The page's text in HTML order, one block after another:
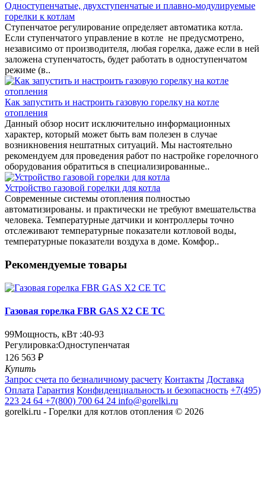
Одноступенчатые, двухступенчатые и плавно-модулируемые
горелки к котлам
Ступенчатое регулирование определяет автоматика котла.
Если ступенчатого управление в котле не предусмотрено,
независимо от производителя, любая горелка, даже если в ней
заложена ступенчатость, будет работать в одноступенчатом
режиме (в..
Как запустить и настроить газовую горелку на котле
отопления
Данный обзор носит исключительно информационных
характер, который может быть вам полезен в случае
возникновения нештатных ситуаций. Мы настоятельно
рекомендуем для проведения работ по настройке горелочного
оборудования обратиться в специализированные..
Устройство газовой горелки для котла
Современные системы отопления полностью
автоматизированы. и практически не требуют вмешательства
человека. Температурные датчики и контроллеры точно
отслеживают температурные показатели котловой воды,
температурные показатели воздуха в доме. Комфор..
Рекомендуемые товары
Газовая горелка FBR GAS X2 CE TC
99Мощность, кВт :40-93
Регулировка:Одноступенчатая
126 563 ₽
Купить
Запрос счета по безналичному расчету Контакты Доставка
Оплата Гарантия Конфиденциальность и безопасность +7(495)
223 24 64 +7(800) 700 64 24 info@gorelki.ru
gorelki.ru - Горелки для котлов отопления © 2026